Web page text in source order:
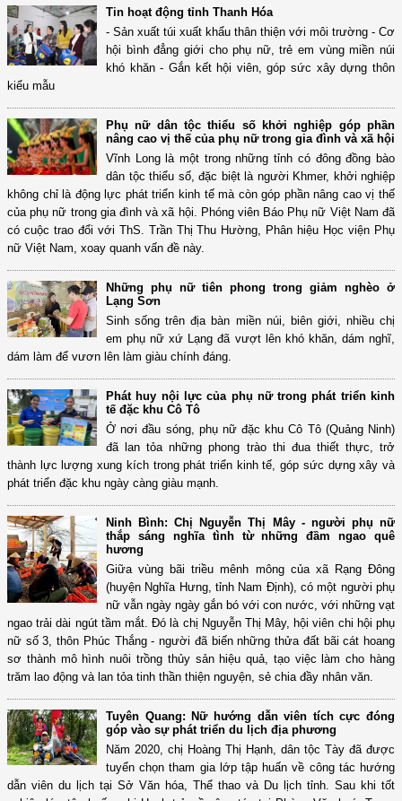
Tin hoạt động tỉnh Thanh Hóa
- Sản xuất túi xuất khẩu thân thiện với môi trường - Cơ
hội bình đẳng giới cho phụ nữ, trẻ em vùng miền núi
khó khăn - Gắn kết hội viên, góp sức xây dựng thôn
kiểu mẫu
Phụ nữ dân tộc thiểu số khởi nghiệp góp phần
nâng cao vị thế của phụ nữ trong gia đình và xã hội
Vĩnh Long là một trong những tỉnh có đông đồng bào
dân tộc thiểu số, đặc biệt là người Khmer, khởi nghiệp
không chỉ là động lực phát triển kinh tế mà còn góp phần nâng cao vị thế
của phụ nữ trong gia đình và xã hội. Phóng viên Báo Phụ nữ Việt Nam đã
có cuộc trao đổi với ThS. Trần Thị Thu Hường, Phân hiệu Học viện Phụ
nữ Việt Nam, xoay quanh vấn đề này.
Những phụ nữ tiên phong trong giảm nghèo ở
Lạng Sơn
Sinh sống trên địa bàn miền núi, biên giới, nhiều chị
em phụ nữ xứ Lạng đã vượt lên khó khăn, dám nghĩ,
dám làm để vươn lên làm giàu chính đáng.
Phát huy nội lực của phụ nữ trong phát triển kinh
tế đặc khu Cô Tô
Ở nơi đầu sóng, phụ nữ đặc khu Cô Tô (Quảng Ninh)
đã lan tỏa những phong trào thi đua thiết thực, trở
thành lực lượng xung kích trong phát triển kinh tế, góp sức dựng xây và
phát triển đặc khu ngày càng giàu mạnh.
Ninh Bình: Chị Nguyễn Thị Mây - người phụ nữ
thắp sáng nghĩa tình từ những đầm ngao quê
hương
Giữa vùng bãi triều mênh mông của xã Rạng Đông
(huyện Nghĩa Hưng, tỉnh Nam Định), có một người phụ
nữ vẫn ngày ngày gắn bó với con nước, với những vạt
ngao trải dài ngút tầm mắt. Đó là chị Nguyễn Thị Mây, hội viên chi hội phụ
nữ số 3, thôn Phúc Thắng - người đã biến những thửa đất bãi cát hoang
sơ thành mô hình nuôi trồng thủy sản hiệu quả, tạo việc làm cho hàng
trăm lao động và lan tỏa tinh thần thiện nguyện, sẻ chia đầy nhân văn.
Tuyên Quang: Nữ hướng dẫn viên tích cực đóng
góp vào sự phát triển du lịch địa phương
Năm 2020, chị Hoàng Thị Hạnh, dân tộc Tày đã được
tuyển chọn tham gia lớp tập huấn về công tác hướng
dẫn viên du lịch tại Sở Văn hóa, Thể thao và Du lịch tỉnh. Sau khi tốt